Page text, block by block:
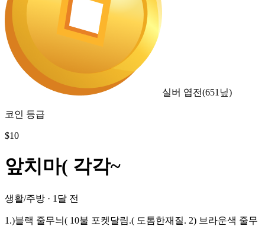
실버 엽전(651 닢)
코인 등급
$10
앞치마( 각각~
생활/주방 · 1달 전
1.)블랙 줄무늬( 10불 포켓달림.( 도톰한재질. 2) 브라운색 줄무